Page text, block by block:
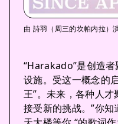
由 詩羽（周三的坎帕内拉）
“Harakado”是创造
设施。受这一概念的
王”。未来，各种人
接受新的挑战。”你知